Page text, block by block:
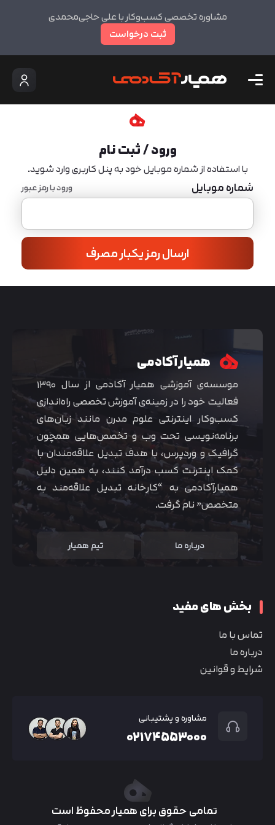
مشاوره تخصصی کسب‌وکار با علی حاجی‌محمدی
ثبت درخواست
ورود / ثبت نام
با استفاده از شماره موبایل خود به پنل کاربری وارد شوید.
شماره موبایل ورود با رمز عبور
ارسال رمز یکبار مصرف
همیار آکادمی
موسسه‌ی آموزشی همیار آکادمی از سال ۱۳۹۰
فعالیت خود را در زمینه‌ی آموزش تخصصی راه‌اندازی
کسب‌و‌کار اینترنتی علوم مدرن مانند زبان‌های
برنامه‌نویسی تحت وب و تخصص‌هایی همچون
گرافیک و وردپرس، با هدف تبدیل علاقه‌مندان با
کمک اینترنت کسب درآمد کنند، به همین دلیل
همیارآکادمی به “کارخانه تبدیل علاقه‌مند به
متخصص” نام گرفت.
درباره ما تیم همیار
بخش های مفید
تماس با ما
درباره ما
شرایط و قوانین
مشاوره و پشتیبانی
۰۲۱۷۴۵۵۳۰۰۰
تمامی حقوق برای همیار محفوظ است
متوجه شدم